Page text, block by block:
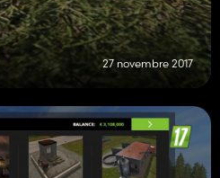
27 novembre 2017